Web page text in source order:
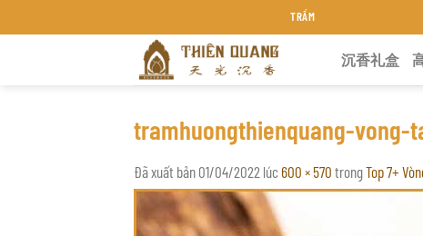
đến
TRẦM HƯƠNG THIÊN QUANG KHÁNH HÒA
沉香礼盒
tramhuongthienquang-
Đã xuất bản 01/04/2022 lúc 600 × 570 trongTop 7+